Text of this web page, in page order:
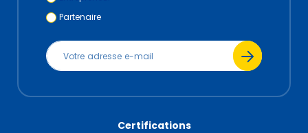
Partenaire
Certifications